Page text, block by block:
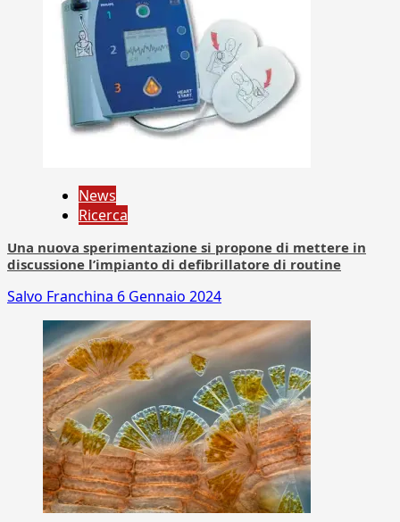
News
Ricerca
Una nuova sperimentazione si propone di mettere in
discussione l’impianto di defibrillatore di routine
Salvo Franchina 6 Gennaio 2024